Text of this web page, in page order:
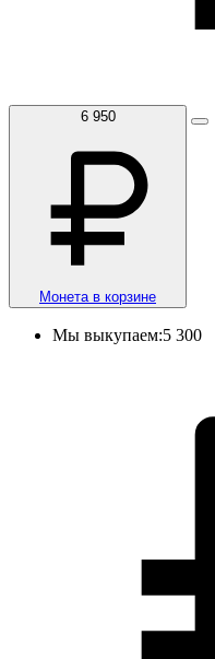
6 950
Монета в корзине
Мы выкупаем:5 300